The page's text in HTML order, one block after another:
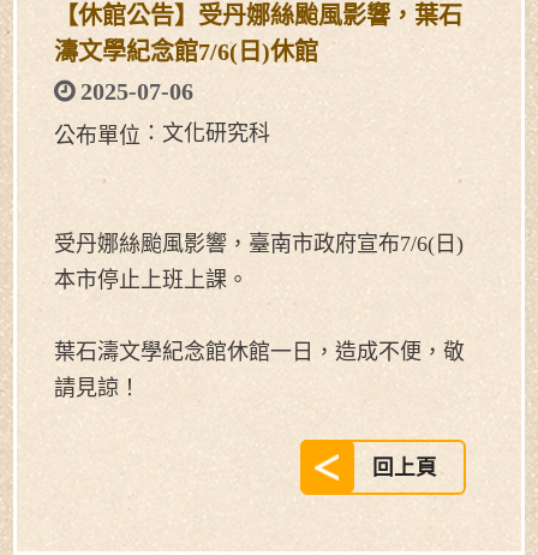
【休館公告】受丹娜絲颱風影響，葉石
濤文學紀念館7/6(日)休館
2025-07-06
公布單位 ：文化研究科
受丹娜絲颱風影響，臺南市政府宣布7/6(日)
本市停止上班上課。
葉石濤文學紀念館休館一日，造成不便，敬
請見諒！
回上頁